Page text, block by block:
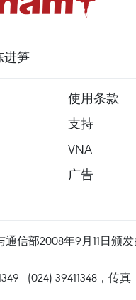
进笋
使用条款
支持
VNA
广告
信部2008年9月11日颁发
- (024) 39411348，传真